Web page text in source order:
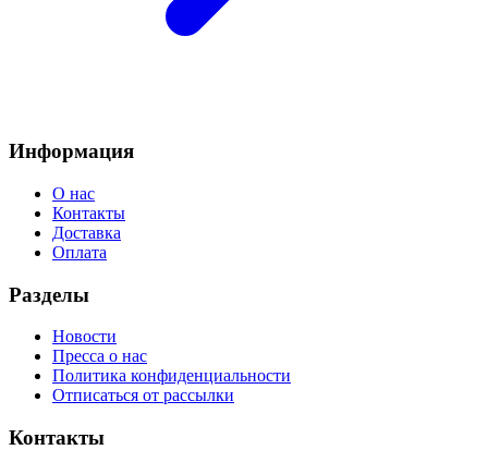
Информация
О нас
Контакты
Доставка
Оплата
Разделы
Новости
Пресса о нас
Политика конфиденциальности
Отписаться от рассылки
Контакты